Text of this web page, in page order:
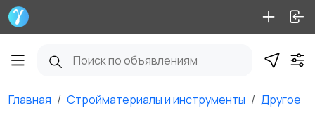
Главная Стройматериалы и инструменты Другое